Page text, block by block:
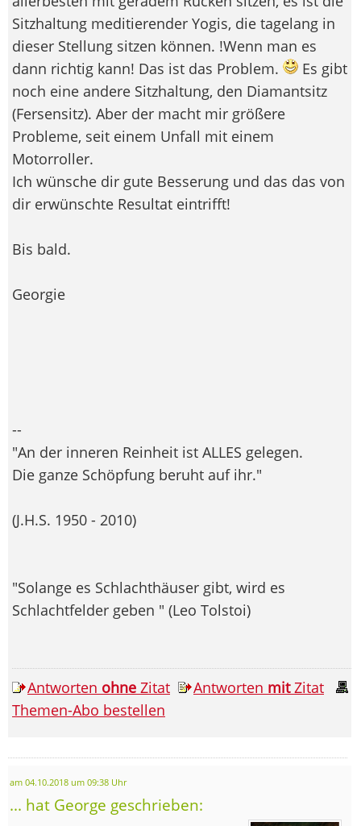
Sitzhaltung meditierender Yogis, die tagelang in
dieser Stellung sitzen können. !Wenn man es
dann richtig kann! Das ist das Problem.
Es gibt
noch eine andere Sitzhaltung, den Diamantsitz
(Fersensitz). Aber der macht mir größere
Probleme, seit einem Unfall mit einem
Motorroller.
Ich wünsche dir gute Besserung und das das von
dir erwünschte Resultat eintrifft!
Bis bald.
Georgie
--
"An der inneren Reinheit ist ALLES gelegen.
Die ganze Schöpfung beruht auf ihr."
(J.H.S. 1950 - 2010)
"Solange es Schlachthäuser gibt, wird es
Schlachtfelder geben " (Leo Tolstoi)
Antworten ohne Zitat Antworten mitZitat
Themen-Abo bestellen
am 04.10.2018 um 09:38 Uhr
... hat George geschrieben: